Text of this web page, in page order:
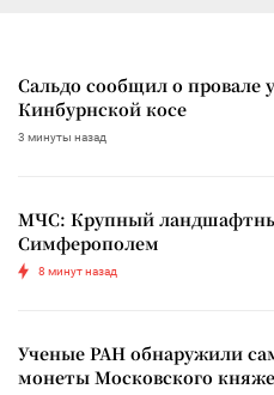
Сальдо сообщил о провале
Кинбурнской косе
3 минуты назад
МЧС: Крупный
Симферополем
8 минут назад
Ученые РАН обнаружили
монеты Московского